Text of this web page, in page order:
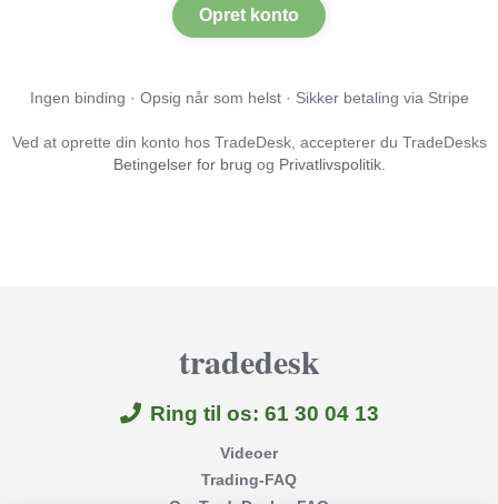
Opret konto
Ingen binding · Opsig når som helst · Sikker betaling via Stripe
Ved at oprette din konto hos TradeDesk, accepterer du TradeDesks
Betingelser for brug og Privatlivspolitik.
tradedesk
Ring til os: 61 30 04 13
Videoer
Trading-FAQ